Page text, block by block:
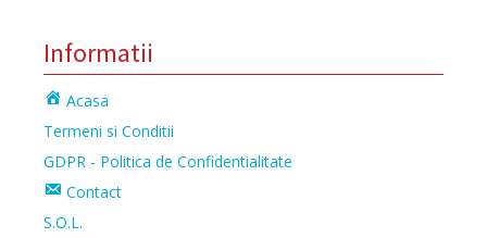
Informatii
Acasa
Termeni si Conditii
GDPR - Politica de Confidentialitate
Contact
S.O.L.